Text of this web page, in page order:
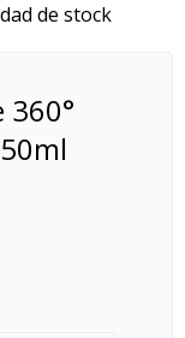
de stock
360°